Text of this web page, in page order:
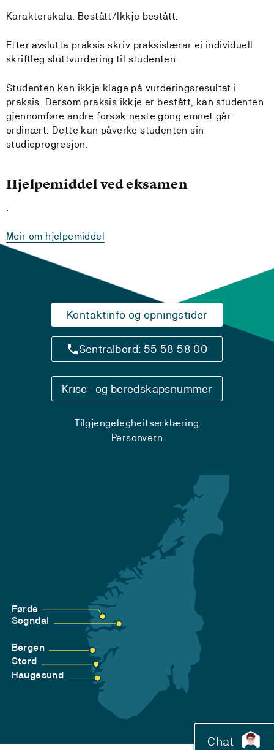
Karakterskala: Bestått/Ikkje bestått.
Etter avslutta praksis skriv praksislærar ei individuell
skriftleg sluttvurdering til studenten.
Studenten kan ikkje klage på vurderingsresultat i
praksis. Dersom praksis ikkje er bestått, kan studenten
gjennomføre andre forsøk neste gong emnet går
ordinært. Dette kan påverke studenten sin
studieprogresjon.
Hjelpemiddel ved eksamen
.
Meir om hjelpemiddel
Kontaktinfo og opningstider
Sentralbord: 55 58 58 00
Krise- og beredskapsnummer
Tilgjengelegheitserklæring
Personvern
Førde
Sogndal
Bergen
Stord
Haugesund
Chat